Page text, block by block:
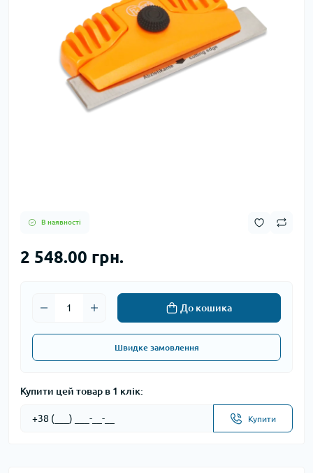
В наявності
2 548.00 грн.
До кошика
Швидке замовлення
Купити цей товар в 1 клік:
Купити